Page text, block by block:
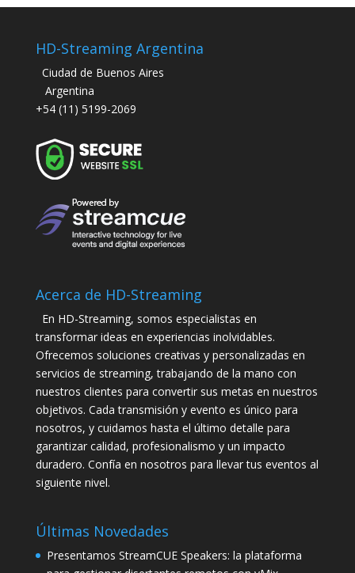
HD-Streaming Argentina
Ciudad de Buenos Aires
Argentina
+54 (11) 5199-2069
Acerca de HD-Streaming
En HD-Streaming, somos especialistas en
transformar ideas en experiencias inolvidables.
Ofrecemos soluciones creativas y personalizadas en
servicios de streaming, trabajando de la mano con
nuestros clientes para convertir sus metas en nuestros
objetivos. Cada transmisión y evento es único para
nosotros, y cuidamos hasta el último detalle para
garantizar calidad, profesionalismo y un impacto
duradero. Confía en nosotros para llevar tus eventos al
siguiente nivel.
Últimas Novedades
Presentamos StreamCUE Speakers: la plataforma